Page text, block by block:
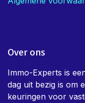
Over ons
Immo-Experts is
dag uit bezig is om
keuringen voor